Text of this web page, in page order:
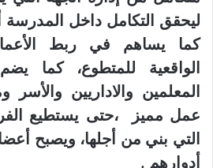
ليحقق التكامل داخل المدرسة
كما يساهم في ربط
الواقعية للمتطوع، كما
المعلمين والاداريين
عمل مميز ،حتى يستطيع
التي بني من أجلها، ويصبح
أدوارهم .